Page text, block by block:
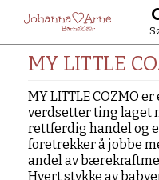
MY LITTLE
MY LITTLE COZMO
verdsetter ting laget
rettferdig handel og
foretrekker å jobbe
andel av
Hvert stykke av